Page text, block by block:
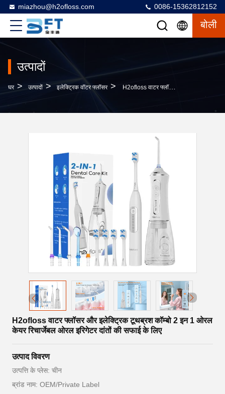
miazhou@h2ofloss.com 0086-15362812152
बोली
उत्पादों
घर > उत्पादों > इलेक्ट्रिक वॉटर फ्लॉसर > H2ofloss वाटर फ्लॉसर और इलेक्ट्रिक टूथब्रश कॉम्बो 2 इन 1 ओरल केयर रिचार्जेबल ओरल इरिगेटर दांतों की सफाई के लिए
H2ofloss वाटर फ्लॉसर और इलेक्ट्रिक टूथब्रश कॉम्बो 2 इन 1 ओरल
केयर रिचार्जेबल ओरल इरिगेटर दांतों की सफाई के लिए
उत्पाद विवरण
उत्पत्ति के प्लेस: चीन
ब्रांड नाम: OEM/Private Label